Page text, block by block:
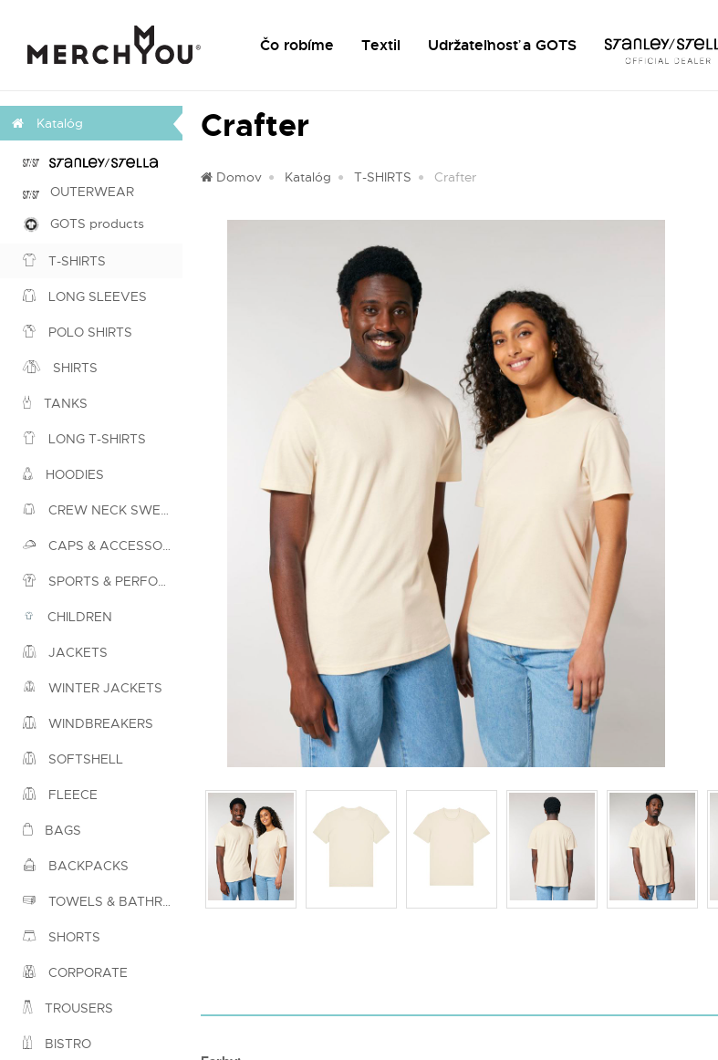
Čo robíme Textil Udržateľnosť a GOTS
Katalóg
OUTERWEAR
GOTS products
T-SHIRTS
LONG SLEEVES
POLO SHIRTS
SHIRTS
TANKS
LONG T-SHIRTS
HOODIES
CREW NECK SWEATSHIRTS
CAPS & ACCESSORIES
SPORTS & PERFORMANCE
CHILDREN
JACKETS
WINTER JACKETS
WINDBREAKERS
SOFTSHELL
FLEECE
BAGS
BACKPACKS
TOWELS & BATHROBES
SHORTS
CORPORATE
TROUSERS
BISTRO
Crafter
Domov Katalóg T-SHIRTS Crafter